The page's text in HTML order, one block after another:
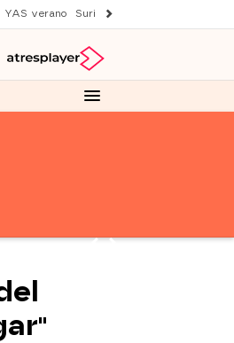
YAS verano Suri y Tom Cruise